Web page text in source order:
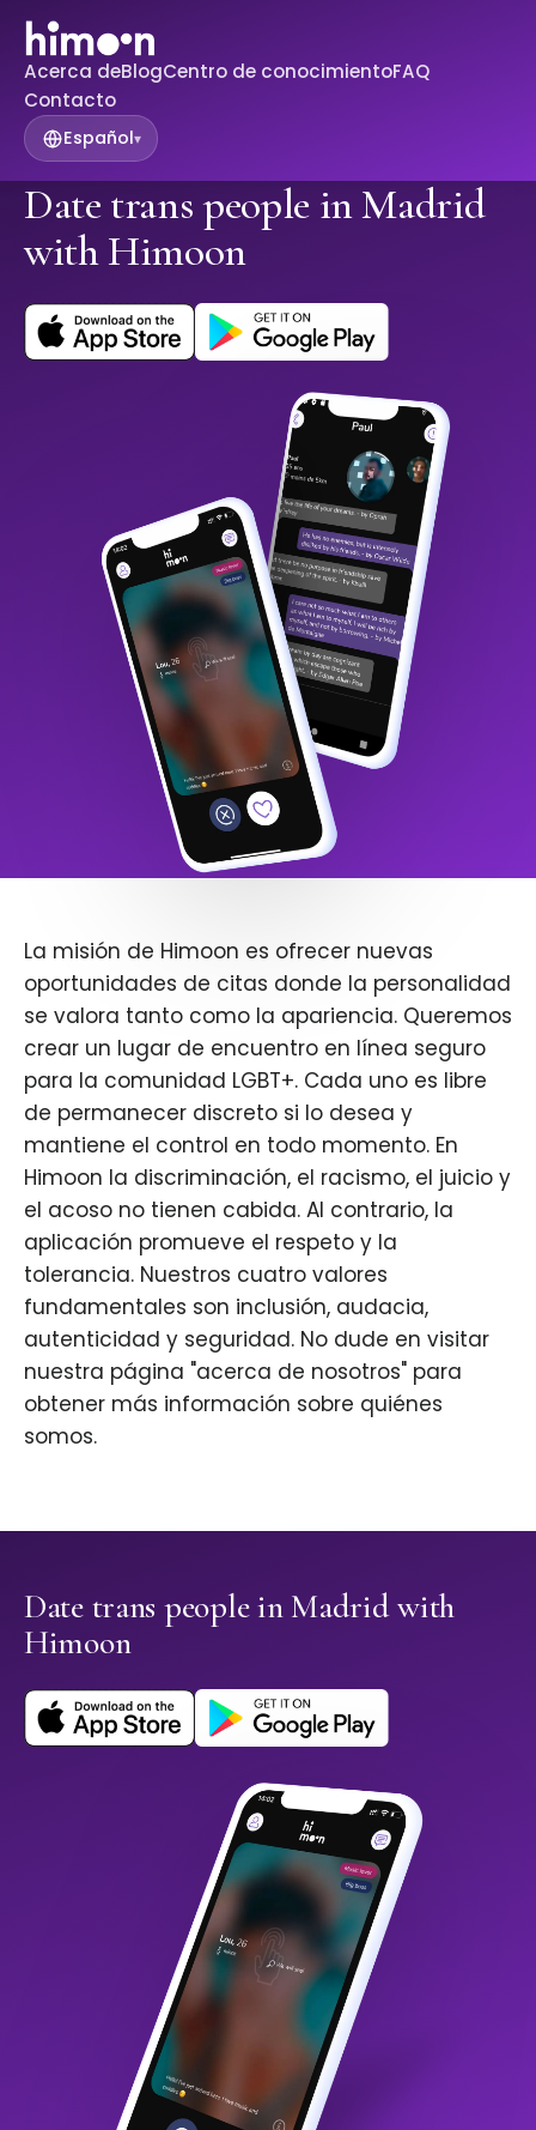
Acerca deBlogCentro de conocimientoFAQ
Contacto
Español▾
Date trans people in Madrid
with Himoon
La misión de Himoon es ofrecer nuevas
oportunidades de citas donde la personalidad
se valora tanto como la apariencia. Queremos
crear un lugar de encuentro en línea seguro
para la comunidad LGBT+. Cada uno es libre
de permanecer discreto si lo desea y
mantiene el control en todo momento. En
Himoon la discriminación, el racismo, el juicio y
el acoso no tienen cabida. Al contrario, la
aplicación promueve el respeto y la
tolerancia. Nuestros cuatro valores
fundamentales son inclusión, audacia,
autenticidad y seguridad. No dude en visitar
nuestra página "acerca de nosotros" para
obtener más información sobre quiénes
somos.
Date trans people in Madrid with
Himoon